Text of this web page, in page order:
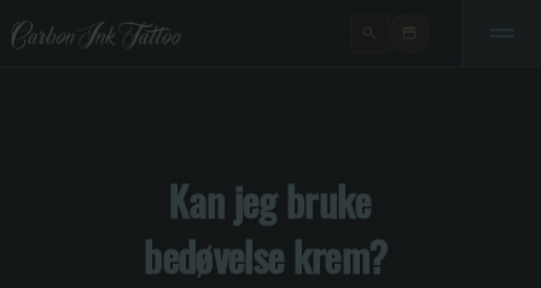
Kan jeg bruke
bedøvelse krem?